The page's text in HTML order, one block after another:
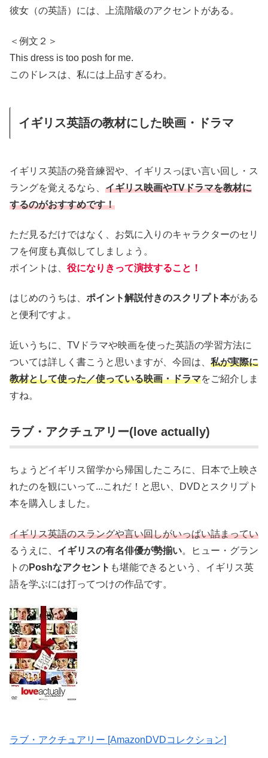
彼女（の英語）には、上流階級のアクセントがある。
＜例文２＞
This dress is too posh for me.
このドレスは、私には上品すぎるわ。
イギリス英語の教材にした映画・ドラマ
イギリス英語の発音練習や、イギリスっぽい言い回し・ス
ラングを覚えるなら、 イギリス映画やTVドラマを教材に
するのがおすすめです！
ただ見るだけではなく、お気に入りのキャラクターのセリ
フを何度も真似してしましょう。
ポイントは、 役になりきって演技すること！
はじめのうちは、 ポイント解説付きのスクリプト本がある
と便利ですよ。
近いうちに、TVドラマや映画を使った英語の学習方法に
ついては詳しく書こうと思いますが、今回は、 私が実際に
教材として使った／使っている映画・ドラマをご紹介しま
すね。
ラブ・アクチュアリー(love actually)
ちょうどイギリス留学から帰国したころに、日本で上映さ
れたのを観にいって...これだ！と思い、DVDとスクリプト
本を購入しました。
イギリス英語のスラングや言い回しがいっぱい詰まってい
るうえに、 イギリスの有名俳優が勢揃い。ヒュー・グラン
トのPoshなアクセント も堪能できるという、イギリス英
語を学ぶには打ってつけの作品です。
ラブ・アクチュアリー [AmazonDVDコレクション]